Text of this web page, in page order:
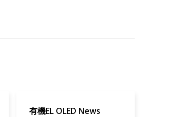
有機EL OLED News